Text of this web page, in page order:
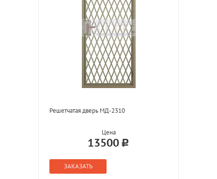
Решетчатая дверь МД-2310
Цена
13500
ЗАКАЗАТЬ